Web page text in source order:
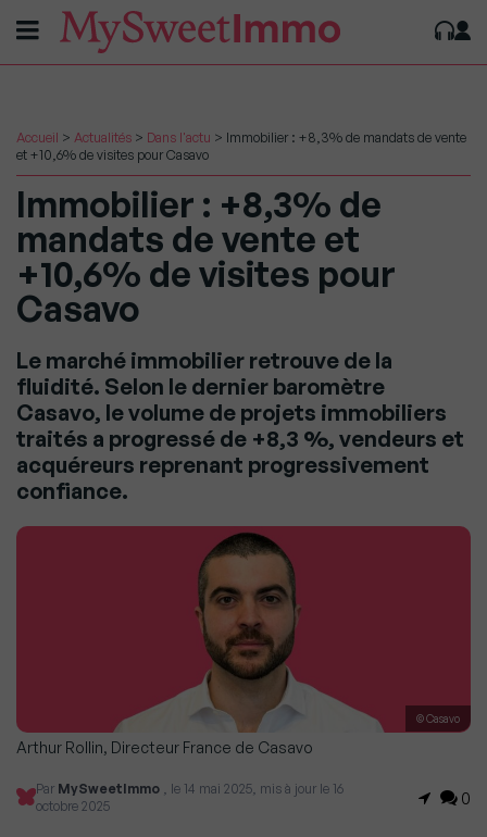
Accueil > Actualités > Dans l'actu > Immobilier : +8,3% de mandats de vente
et +10,6% de visites pour Casavo
Immobilier : +8,3% de
mandats de vente et
+10,6% de visites pour
Casavo
Le marché immobilier retrouve de la
fluidité. Selon le dernier baromètre
Casavo, le volume de projets immobiliers
traités a progressé de +8,3 %, vendeurs et
acquéreurs reprenant progressivement
confiance.
© Casavo
Arthur Rollin, Directeur France de Casavo
Par MySweetImmo , le 14 mai 2025, mis à jour le 16
octobre 2025
0